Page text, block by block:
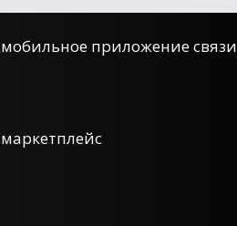
мобильное приложение связи
маркетплейс